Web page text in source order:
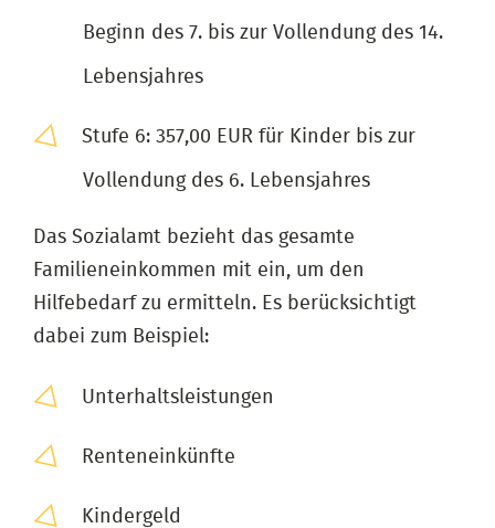
Beginn des 7. bis zur Vollendung des 14.
Lebensjahres
Stufe 6: 357,00 EUR für Kinder bis zur
Vollendung des 6. Lebensjahres
Das Sozialamt bezieht das gesamte
Familieneinkommen mit ein, um den
Hilfebedarf zu ermitteln. Es berücksichtigt
dabei zum Beispiel:
Unterhaltsleistungen
Renteneinkünfte
Kindergeld